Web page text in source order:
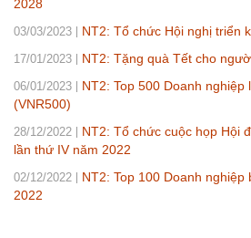
2028
03/03/2023 NT2: Tổ chức Hội nghị triển
17/01/2023 NT2: Tặng quà Tết cho
06/01/2023
NT2: Top 500 Doanh nghiệp
(VNR500)
28/12/2022
NT2: Tổ chức cuộc họp Hội
lần thứ IV năm 2022
02/12/2022
NT2: Top 100 Doanh
2022